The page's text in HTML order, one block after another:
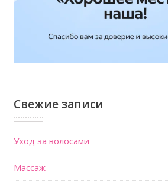
Свежие записи
Уход за волосами
Массаж